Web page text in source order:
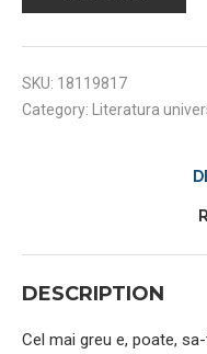
SKU: 18119817
Category:
Literatura
DESCRIPTION
Cel mai greu e, poate,